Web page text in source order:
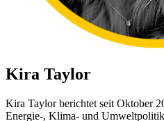
Kira Taylor
Kira Taylor berichtet seit Oktober
Energie-, Klima- und